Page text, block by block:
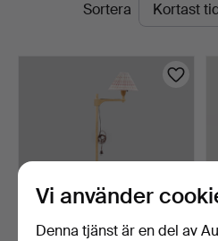
Sortera
Vi använder
Denna tjänst är en del av